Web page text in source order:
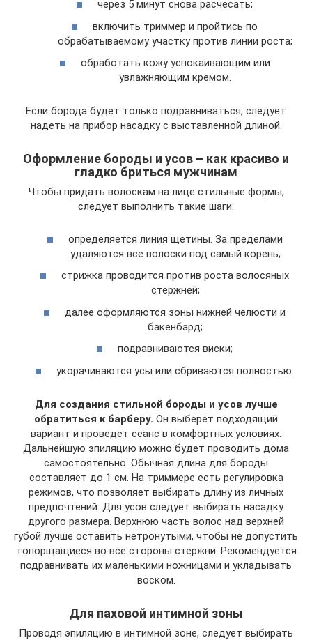
через 5 минут снова расчесать;
включить триммер и пройтись по
обрабатываемому участку против линии роста;
обработать кожу успокаивающим или
увлажняющим кремом.
Если борода будет только подравниваться, следует
надеть на прибор насадку с выставленной длиной.
Оформление бороды и усов – как красиво и
гладко бриться мужчинам
Чтобы придать волоскам на лице стильные формы,
следует выполнить такие шаги:
определяется линия щетины. За пределами
удаляются все волоски под самый корень;
стрижка проводится против роста волосяных
стержней;
далее оформляются зоны нижней челюсти и
бакенбард;
подравниваются виски;
укорачиваются усы или сбриваются полностью.
Для создания стильной бороды и усов лучше
обратиться к барберу. Он выберет подходящий
вариант и проведет сеанс в комфортных условиях.
Дальнейшую эпиляцию можно будет проводить дома
самостоятельно. Обычная длина для бороды
составляет до 1 см. На триммере есть регулировка
режимов, что позволяет выбирать длину из личных
предпочтений. Для усов следует выбирать насадку
другого размера. Верхнюю часть волос над верхней
губой лучше оставить нетронутыми, чтобы не допустить
топорщащиеся во все стороны стержни. Рекомендуется
подравнивать их маленькими ножницами и укладывать
воском.
Для паховой интимной зоны
Проводя эпиляцию в интимной зоне, следует выбирать